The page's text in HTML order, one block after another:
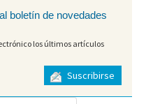
boletín de novedades
los últimos artículos
Suscribirse